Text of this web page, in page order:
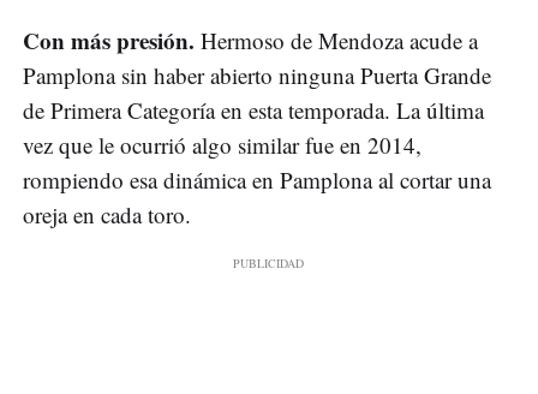
Con más presión. Hermoso de Mendoza acude a
Pamplona sin haber abierto ninguna Puerta Grande
de Primera Categoría en esta temporada. La última
vez que le ocurrió algo similar fue en 2014,
rompiendo esa dinámica en Pamplona al cortar una
oreja en cada toro.